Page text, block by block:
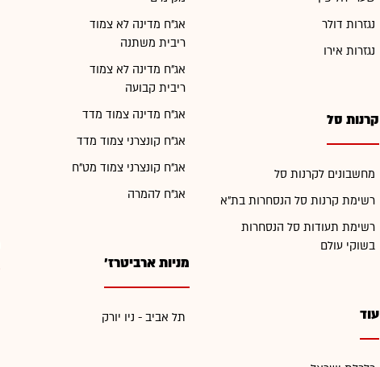
נגזרות דולר
נגזרות אירו
קרנות סל
מחשבונים לקרנות סל
רשימת קרנות סל הנסחרות בת"א
רשימת תעודות סל הנסחרות
בשוקי עולם
עוד
אג"ח מדינה לא צמוד
ריבית משתנה
אג"ח מדינה לא צמוד
ריבית קבועה
אג"ח מדינה צמוד מדד
אג"ח קונצרני צמוד מדד
אג"ח קונצרני צמוד מט"ח
אג"ח להמרה
מניות ארביטרז'
תל אביב - ניו יורק